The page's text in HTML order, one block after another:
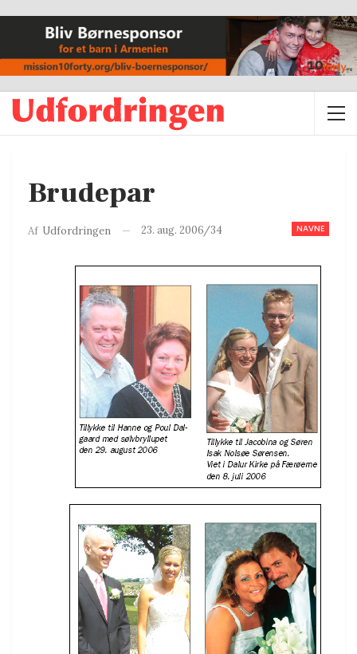
Brudepar
NAVNE
Af Udfordringen 23. aug. 2006/34